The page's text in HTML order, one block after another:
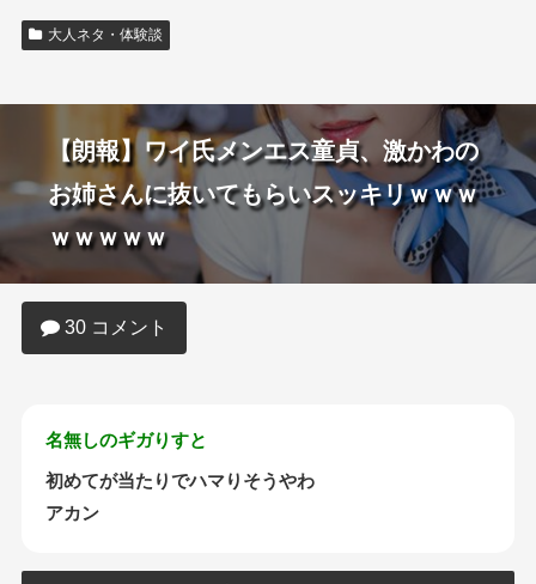
大人ネタ・体験談
【朗報】ワイ氏メンエス童貞、激かわの
お姉さんに抜いてもらいスッキリｗｗｗ
ｗｗｗｗｗ
30 コメント
名無しのギガりすと
初めてが当たりでハマりそうやわ
アカン